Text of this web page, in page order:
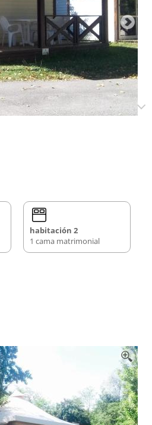
habitación 2
1 cama matrimonial